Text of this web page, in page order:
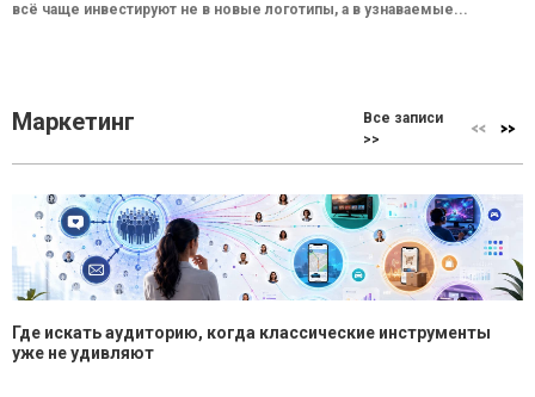
всё чаще инвестируют не в новые логотипы, а в узнаваемые...
Маркетинг
Все записи
>>
Где искать аудиторию, когда классические инструменты
уже не удивляют